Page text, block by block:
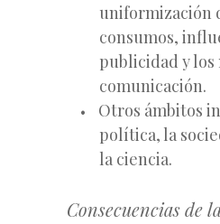
uniformización
consumos,
publicidad y los
comunicación.
Otros ámbitos
política, la
la ciencia.
Consecuencias de